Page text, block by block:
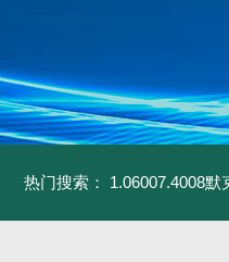
热门搜索： 1.06007.4008